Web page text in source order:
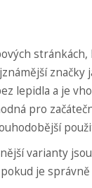
značky
lepidla a je
pro
varianty
je